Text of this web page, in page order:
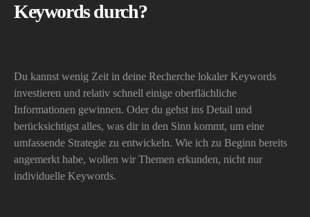
Keywords durch?
Du kannst wenig Zeit in deine Recherche lokaler Keywords
investieren und relativ schnell einige oberflächliche
Informationen gewinnen. Oder du gehst ins Detail und
berücksichtigst alles, was dir in den Sinn kommt, um eine
umfassende Strategie zu entwickeln. Wie ich zu Beginn bereits
angemerkt habe, wollen wir Themen erkunden, nicht nur
individuelle Keywords.